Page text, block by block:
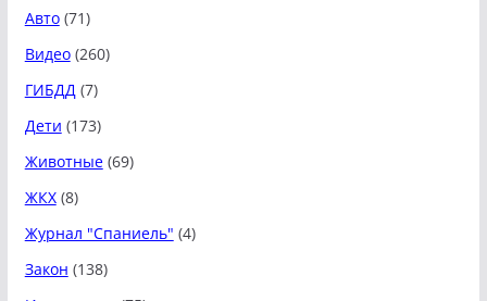
Авто(71)
Видео(260)
ГИБДД (7)
Дети (173)
Животные(69)
ЖКХ(8)
Журнал "Спаниель" (4)
Закон (138)